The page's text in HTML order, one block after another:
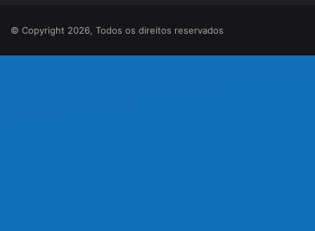
© Copyright 2026, Todos os direitos reservados